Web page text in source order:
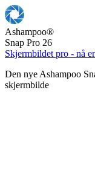
Ashampoo®
Snap Pro 26
Skjermbildet pro - nå
Den nye Ashampoo
skjermbilde